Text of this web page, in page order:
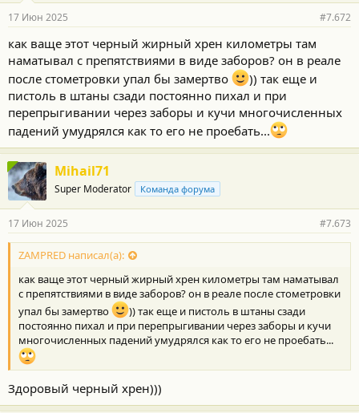
17 Июн 2025 #7.672
как ваще этот черный жирный хрен километры там
наматывал с препятствиями в виде заборов? он в реале
после стометровки упал бы замертво
)) так еще и
пистоль в штаны сзади постоянно пихал и при
перепрыгивании через заборы и кучи многочисленных
падений умудрялся как то его не проебать...
Mihail71
Super Moderator Команда форума
17 Июн 2025 #7.673
ZAMPRED написал(а):
как ваще этот черный жирный хрен километры там наматывал
с препятствиями в виде заборов? он в реале после стометровки
упал бы замертво
)) так еще и пистоль в штаны сзади
постоянно пихал и при перепрыгивании через заборы и кучи
многочисленных падений умудрялся как то его не проебать...
Здоровый черный хрен)))